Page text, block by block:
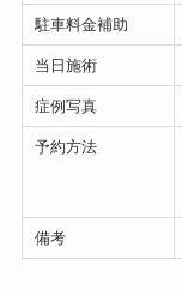
駐車料金補助
当日施術
症例写真
予約方法
備考